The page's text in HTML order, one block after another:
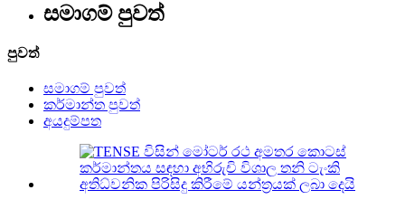
සමාගම් පුවත්
පුවත්
සමාගම් පුවත්
කර්මාන්ත පුවත්
අයදුම්පත